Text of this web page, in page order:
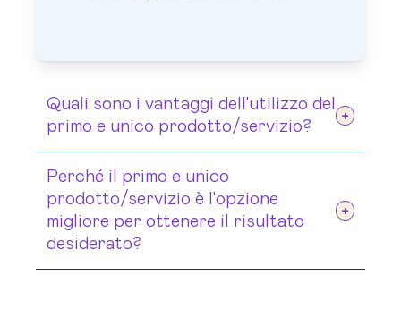
Quali sono i vantaggi dell'utilizzo del
primo e unico prodotto/servizio?
[elenca le conseguenze postitive che
questo Beneficio permette di
raggiungere al tuo target]
Perché il primo e unico
prodotto/servizio è l'opzione
migliore per ottenere il risultato
desiderato?